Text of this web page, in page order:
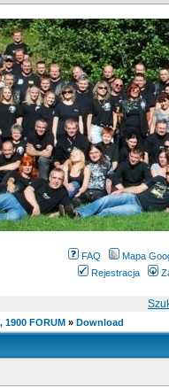
FAQ
Mapa
Rejestracja
1900 FORUM » Download